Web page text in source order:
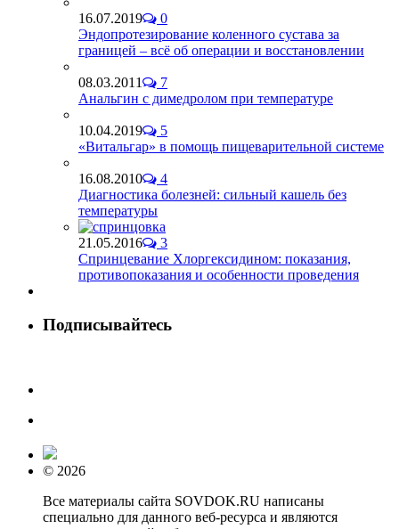
16.07.2019
0
Эндопротезирование коленного сустава за
границей – всё об операции и восстановлении
08.03.2011
7
Анальгин с димедролом при температуре
10.04.2019
5
«Витальгар» в помощь пищеварительной системе
16.08.2010
4
Диагностика болезней: сильный кашель без
температуры
21.05.2016
3
Спринцевание Хлоргексидином: показания,
противопоказания и особенности проведения
Подписывайтесь
© 2026
Все материалы сайта SOVDOK.RU написаны
специально для данного веб-ресурса и являются